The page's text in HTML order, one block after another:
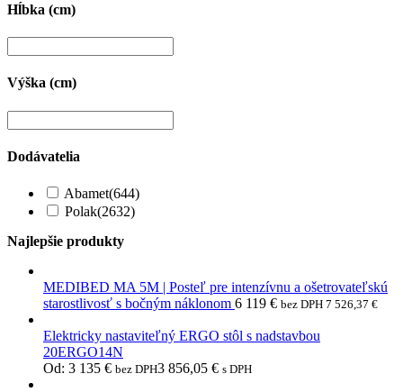
Hĺbka (cm)
Výška (cm)
Dodávatelia
Abamet(644)
Polak(2632)
Najlepšie produkty
MEDIBED MA 5M | Posteľ pre intenzívnu a ošetrovateľskú
starostlivosť s bočným náklonom 6 119 € bez DPH 7 526,37 €
Elektricky nastaviteľný ERGO stôl s nadstavbou
20ERGO14N
Od: 3 135 € bez DPH3 856,05 € s DPH